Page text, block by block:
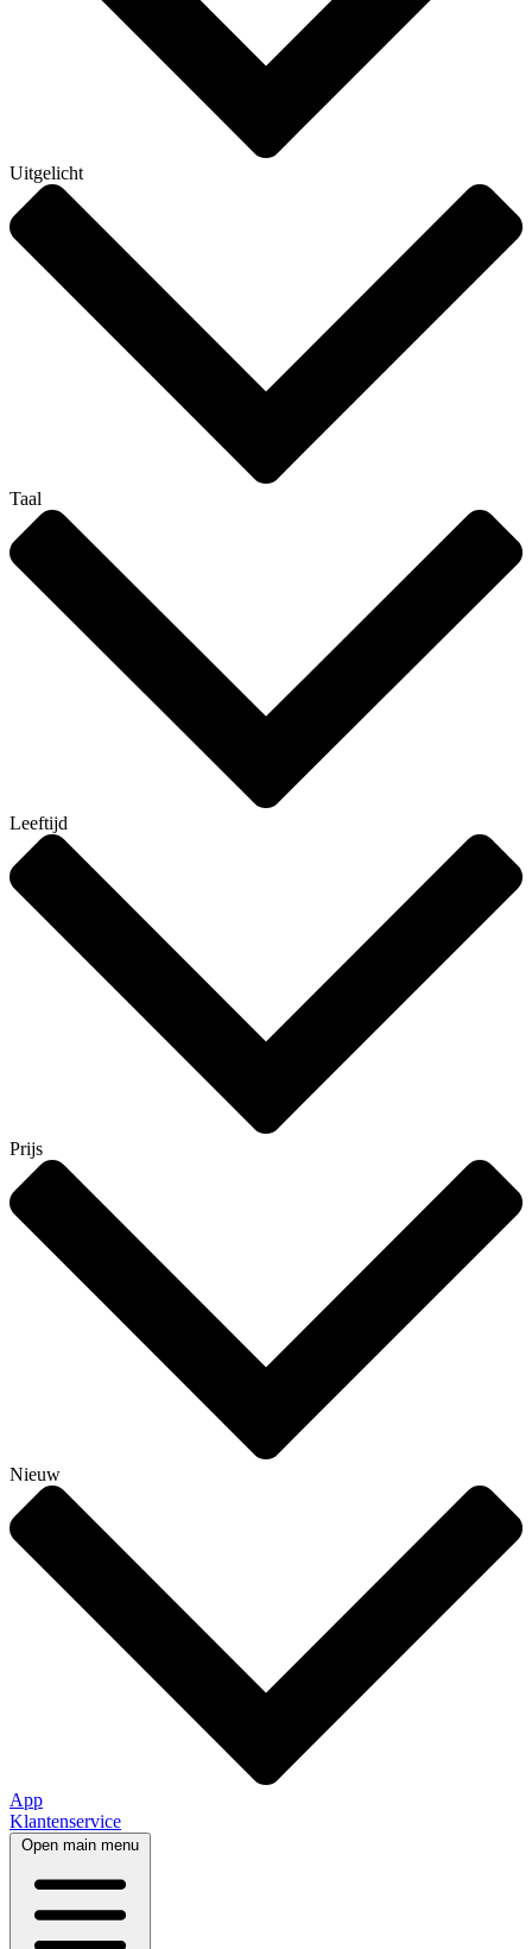
Uitgelicht
Taal
Leeftijd
Prijs
Nieuw
App
Klantenservice
Open main menu